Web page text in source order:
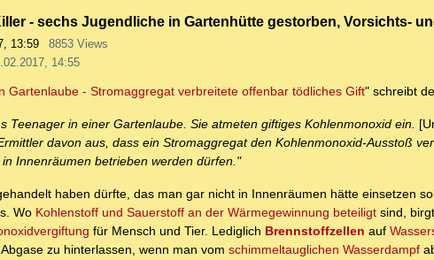
- sechs Jugendliche in Gartenhütte gestorben, Vorsichts-
13:59
8853 Views
14:55
Gartenlaube - Stromaggregat verbreitete offenbar tödliches Gift" schreibt
Teenager in einer Gartenlaube. Sie atmeten giftiges Kohlenmonoxid ein.
davon aus, dass ein Stromaggregat den Kohlenmonoxid-Ausstoß
Innenräumen betrieben werden dürfen."
haben dürfte, das man gar nicht in Innenräumen hätte einsetzen
Wo Kohlenstoff und Sauerstoff an der Wärmegewinnung beteiligt sind,
für Mensch und Tier. Lediglich Brennstoffzellen auf
zu hinterlassen, wenn man vom schimmeltauglichen Wasserdampf